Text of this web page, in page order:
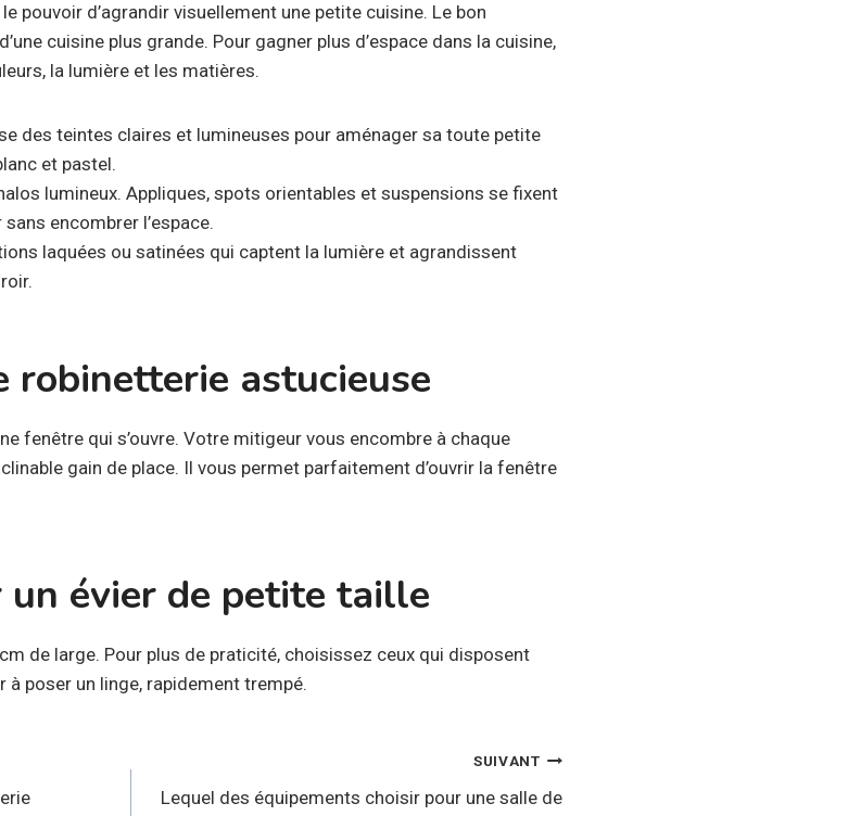
pouvoir d’agrandir visuellement une petite cuisine. Le bon
cuisine plus grande. Pour gagner plus d’espace dans la cuisine,
la lumière et les matières.
des teintes claires et lumineuses pour aménager sa toute petite
et pastel.
lumineux. Appliques, spots orientables et suspensions se fixent
encombrer l’espace.
laquées ou satinées qui captent la lumière et agrandissent
robinetterie astucieuse
fenêtre qui s’ouvre. Votre mitigeur vous encombre à chaque
gain de place. Il vous permet parfaitement d’ouvrir la fenêtre
évier de petite taille
de large. Pour plus de praticité, choisissez ceux qui disposent
à poser un linge, rapidement trempé.
SUIVANT
Lequel des équipements choisir pour une salle de